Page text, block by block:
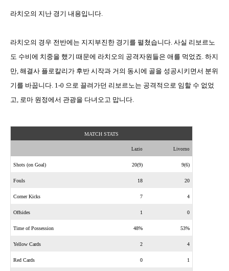
라치오의 지난 경기 내용입니다.
라치오의 경우 전반에는 지지부진한 경기를 펼쳤습니다. 사실 리보르노
도 수비에 치중을 했기 때문에 라치오의 공격자원들은 애를 먹었죠. 하지
만, 해결사 플로칼리가 후반 시작과 거의 동시에 골을 성공시키면서 분위
기를 바꿉니다. 1-0 으로 끌려가던 리보르노는 공격적으로 임할 수 없었
고, 로마 원정에서 관광을 다녀오고 맙니다.
MATCH STATS
Lazio Livorno
Shots (on Goal) 20(9) 9(6)
Fouls 18 20
Corner Kicks 7 4
Offsides 1 0
Time of Possession 48% 53%
Yellow Cards 2 4
Red Cards 0 1